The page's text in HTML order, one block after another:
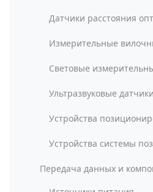
Датчики расстояния
Измерительные
Световые
Ультразвуковые
Устройства
Устройства системы
Передача данных и